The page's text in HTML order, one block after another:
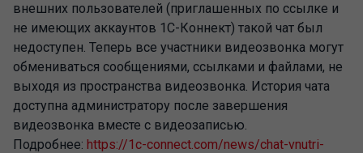
внешних пользователей (приглашенных по ссылке и
не имеющих аккаунтов 1С-Коннект) такой чат был
недоступен. Теперь все участники видеозвонка могут
обмениваться сообщениями, ссылками и файлами, не
выходя из пространства видеозвонка. История чата
доступна администратору после завершения
видеозвонка вместе с видеозаписью.
Подробнее: https://1c-connect.com/news/chat-vnutri-